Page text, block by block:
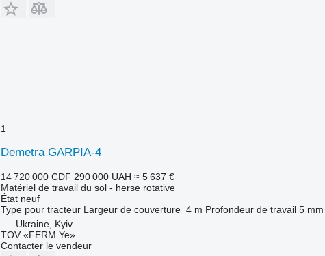
1
Demetra GARPIA-4
14 720 000 CDF 290 000 UAH ≈ 5 637 €
Matériel de travail du sol - herse rotative
Étatneuf
Type pour tracteur Largeur de couverture 4 m Profondeur de travail 5 mm
Ukraine, Kyiv
TOV «FERM Ye»
Contacter le vendeur